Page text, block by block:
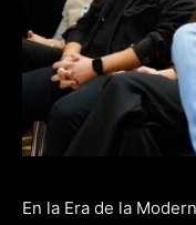
En la Era de la